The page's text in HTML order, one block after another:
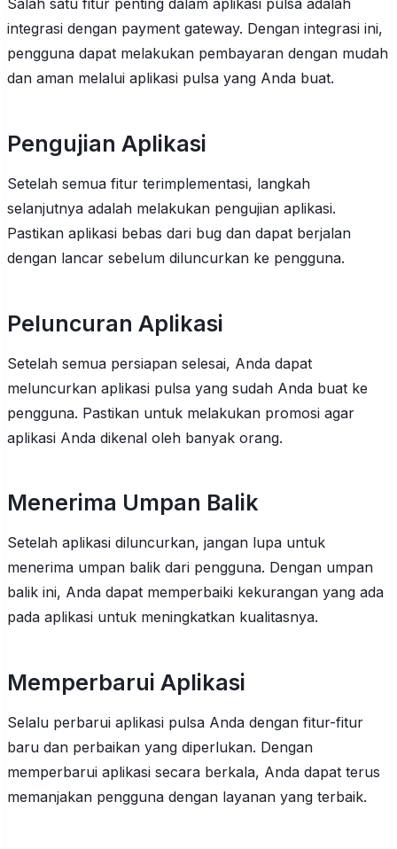
Salah satu fitur penting dalam aplikasi pulsa adalah
integrasi dengan payment gateway. Dengan integrasi ini,
pengguna dapat melakukan pembayaran dengan mudah
dan aman melalui aplikasi pulsa yang Anda buat.
Pengujian Aplikasi
Setelah semua fitur terimplementasi, langkah
selanjutnya adalah melakukan pengujian aplikasi.
Pastikan aplikasi bebas dari bug dan dapat berjalan
dengan lancar sebelum diluncurkan ke pengguna.
Peluncuran Aplikasi
Setelah semua persiapan selesai, Anda dapat
meluncurkan aplikasi pulsa yang sudah Anda buat ke
pengguna. Pastikan untuk melakukan promosi agar
aplikasi Anda dikenal oleh banyak orang.
Menerima Umpan Balik
Setelah aplikasi diluncurkan, jangan lupa untuk
menerima umpan balik dari pengguna. Dengan umpan
balik ini, Anda dapat memperbaiki kekurangan yang ada
pada aplikasi untuk meningkatkan kualitasnya.
Memperbarui Aplikasi
Selalu perbarui aplikasi pulsa Anda dengan fitur-fitur
baru dan perbaikan yang diperlukan. Dengan
memperbarui aplikasi secara berkala, Anda dapat terus
memanjakan pengguna dengan layanan yang terbaik.